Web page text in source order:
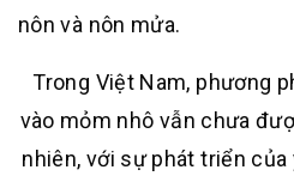
nôn và nôn mửa.
Trong Việt Nam, phương
vào mỏm nhô vẫn chưa
nhiên, với sự phát triển